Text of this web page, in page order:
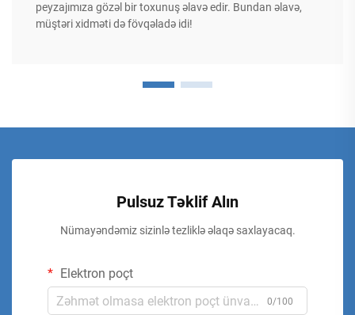
peyzajımıza gözəl bir toxunuş əlavə edir. Bundan əlavə,
müştəri xidməti də fövqəladə idi!
Pulsuz Təklif Alın
Nümayəndəmiz sizinlə tezliklə əlaqə saxlayacaq.
Elektron poçt
0/100